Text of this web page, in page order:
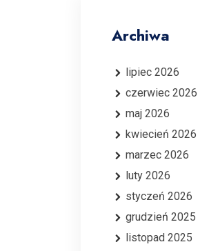
Archiwa
lipiec 2026
czerwiec 2026
maj 2026
kwiecień 2026
marzec 2026
luty 2026
styczeń 2026
grudzień 2025
listopad 2025